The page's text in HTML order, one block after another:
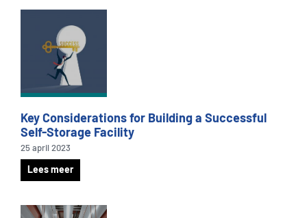
Key Considerations for Building a Successful
Self-Storage Facility
25 april 2023
Lees meer